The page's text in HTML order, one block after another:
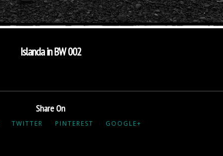
Islanda in BW 002
Share On
TWITTER PINTEREST GOOGLE+